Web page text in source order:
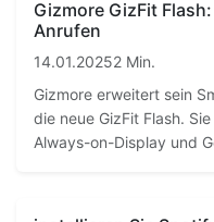
Gizmore GizFit
Anrufen
14.01.20252 Min.
Gizmore erweitert sein
die neue GizFit Flash.
Always-on-Display und